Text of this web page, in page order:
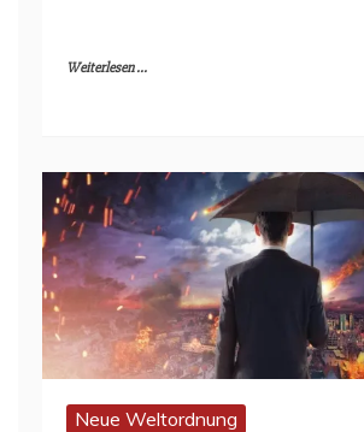
Weiterlesen ...
Neue Weltordnung